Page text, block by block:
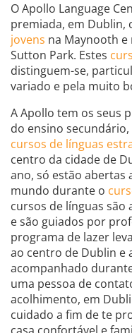
O Apollo Language
premiada, em Dublin,
jovens na Maynooth
Sutton Park. Estes
distinguem-se,
variado e pela muito
A Apollo tem os seus
do ensino
cursos de línguas
centro da cidade de
ano, só estão abertas
mundo durante o
cursos de línguas são
e são guiados por
programa de lazer
ao centro de Dublin e
acompanhado
uma pessoa de
acolhimento, em
cuidado a fim de te